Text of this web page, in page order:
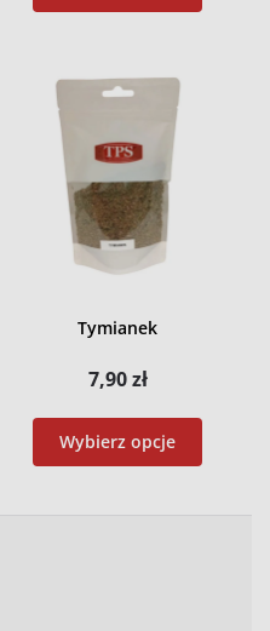
Tymianek
7,90zł
Wybierz opcje